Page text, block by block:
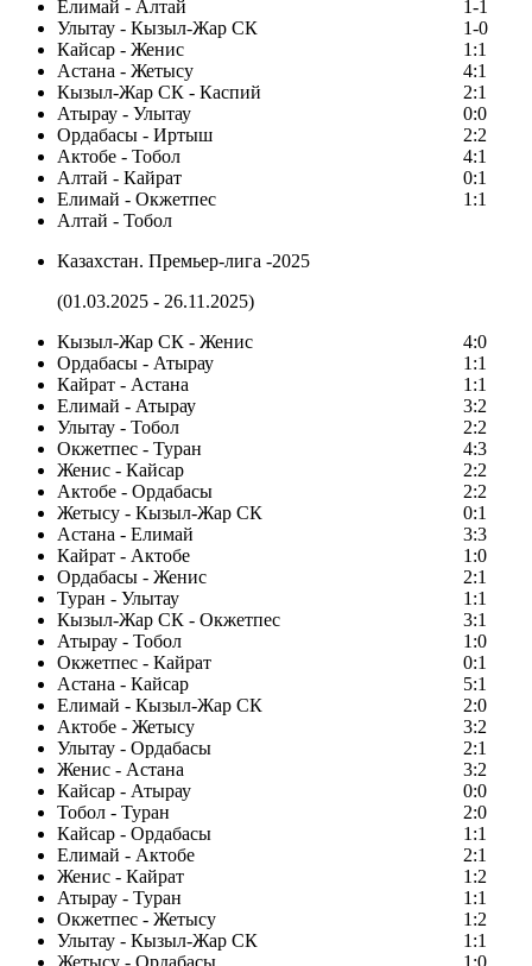
Елимай - Алтай
1-1
Улытау - Кызыл-Жар СК
1-0
Кайсар - Женис
1:1
Астана - Жетысу
4:1
Кызыл-Жар СК - Каспий
2:1
Атырау - Улытау
0:0
Ордабасы - Иртыш
2:2
Актобе - Тобол
4:1
Алтай - Кайрат
0:1
Елимай - Окжетпес
1:1
Алтай - Тобол
Казахстан. Премьер-лига -2025
(01.03.2025 - 26.11.2025)
Кызыл-Жар СК - Женис
4:0
Ордабасы - Атырау
1:1
Кайрат - Астана
1:1
Елимай - Атырау
3:2
Улытау - Тобол
2:2
Окжетпес - Туран
4:3
Женис - Кайсар
2:2
Актобе - Ордабасы
2:2
Жетысу - Кызыл-Жар СК
0:1
Астана - Елимай
3:3
Кайрат - Актобе
1:0
Ордабасы - Женис
2:1
Туран - Улытау
1:1
Кызыл-Жар СК - Окжетпес
3:1
Атырау - Тобол
1:0
Окжетпес - Кайрат
0:1
Астана - Кайсар
5:1
Елимай - Кызыл-Жар СК
2:0
Актобе - Жетысу
3:2
Улытау - Ордабасы
2:1
Женис - Астана
3:2
Кайсар - Атырау
0:0
Тобол - Туран
2:0
Кайсар - Ордабасы
1:1
Елимай - Актобе
2:1
Женис - Кайрат
1:2
Атырау - Туран
1:1
Окжетпес - Жетысу
1:2
Улытау - Кызыл-Жар СК
1:1